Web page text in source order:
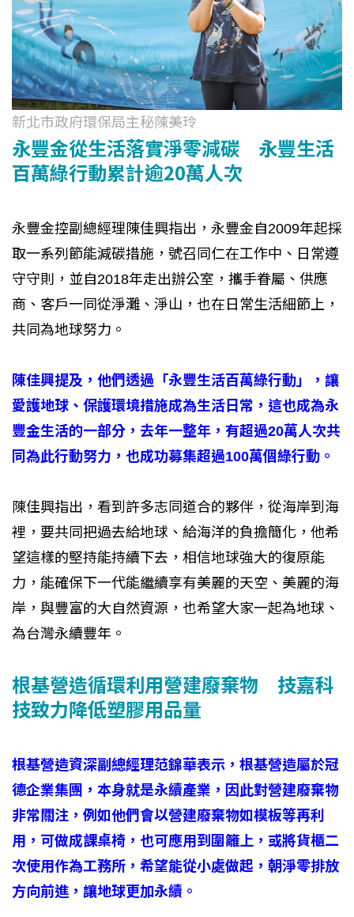
新北市政府環保局主秘陳美玲​
永豐金從生活落實淨零減碳 永豐生活
百萬綠行動累計逾20萬人次
永豐金控副總經理陳佳興指出，永豐金自2009年起採
取一系列節能減碳措施，號召同仁在工作中、日常遵
守守則，並自2018年走出辦公室，攜手眷屬、供應
商、客戶一同從淨灘、淨山，也在日常生活細節上，
共同為地球努力。
陳佳興提及，他們透過「永豐生活百萬綠行動」，讓
愛護地球、保護環境措施成為生活日常，這也成為永
豐金生活的一部分，去年一整年，有超過20萬人次共
同為此行動努力，也成功募集超過100萬個綠行動。
陳佳興指出，看到許多志同道合的夥伴，從海岸到海
裡，要共同把過去給地球、給海洋的負擔簡化，他希
望這樣的堅持能持續下去，相信地球強大的復原能
力，能確保下一代能繼續享有美麗的天空、美麗的海
岸，與豐富的大自然資源，也希望大家一起為地球、
為台灣永續豐年。
根基營造循環利用營建廢棄物 技嘉科
技致力降低塑膠用品量
根基營造資深副總經理范錦華表示，根基營造屬於冠
德企業集團，本身就是永續產業，因此對營建廢棄物
非常關注，例如他們會以營建廢棄物如模板等再利
用，可做成課桌椅，也可應用到圍籬上，或將貨櫃二
次使用作為工務所，希望能從小處做起，朝淨零排放
方向前進，讓地球更加永續。